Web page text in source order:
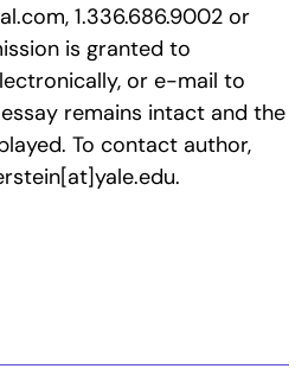
1.336.686.9002 or
is granted to
or e-mail to
remains intact and the
To contact author,